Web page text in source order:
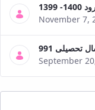
November 7,
991
September